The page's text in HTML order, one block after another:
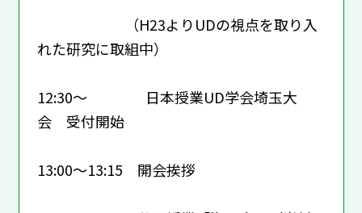
（H23よりUDの視点を取り入
れた研究に取組中）
12:30～ 日本授業UD学会埼玉大
会 受付開始
13:00～13:15 開会挨拶